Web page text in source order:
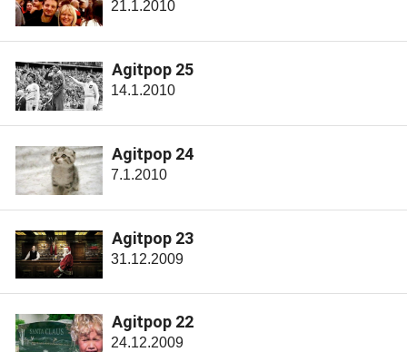
21.1.2010
Agitpop 25
14.1.2010
Agitpop 24
7.1.2010
Agitpop 23
31.12.2009
Agitpop 22
24.12.2009